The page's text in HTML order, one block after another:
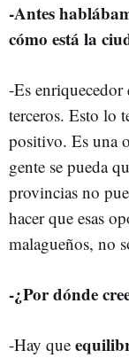
-Antes
cómo está la
-Es enriquecedor
terceros. Esto lo
positivo. Es una
gente se pueda
provincias no
hacer que esas
malagueños, no
-¿Por dónde
-Hay que